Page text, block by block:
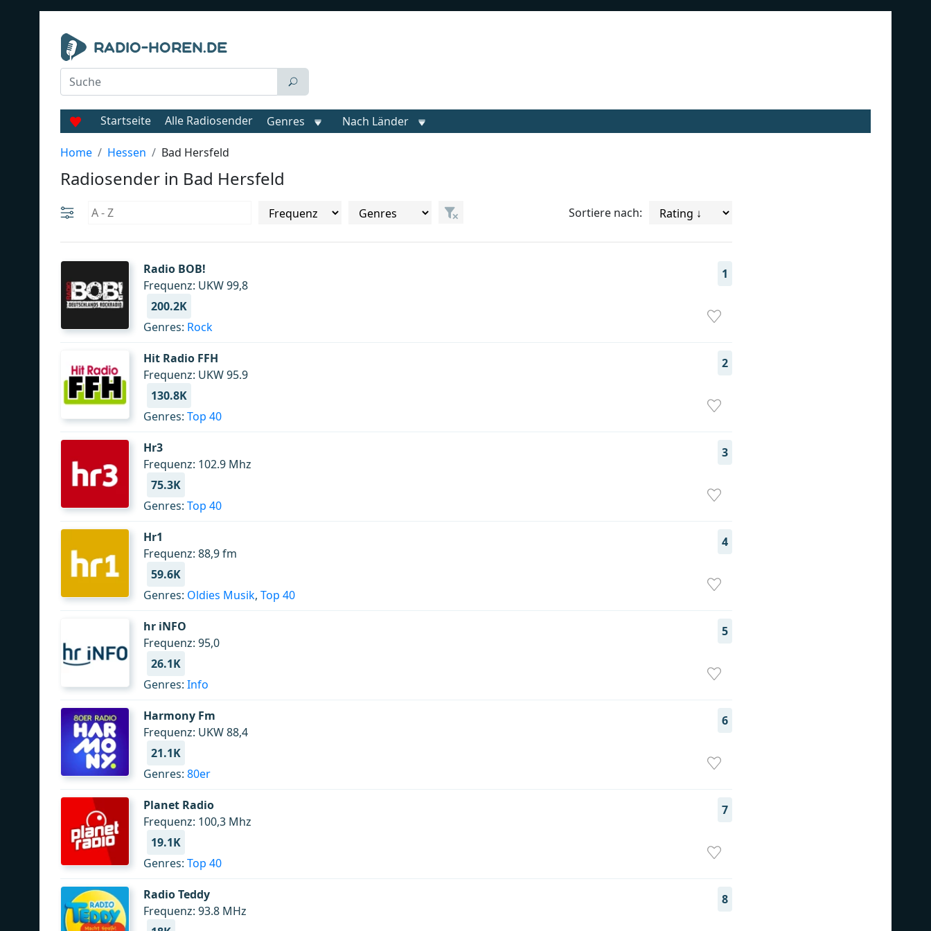
Startseite Alle Radiosender Genres Nach Länder
Home Hessen Bad Hersfeld
Radiosender in Bad Hersfeld
Sortiere nach:
Radio BOB! 1
Frequenz: UKW 99,8
200.2K
Genres: Rock
Hit Radio FFH 2
Frequenz: UKW 95.9
130.8K
Genres: Top 40
Hr3 3
Frequenz: 102.9 Mhz
75.3K
Genres: Top 40
Hr1 4
Frequenz: 88,9 fm
59.6K
Genres: Oldies Musik, Top 40
hr iNFO 5
Frequenz: 95,0
26.1K
Genres: Info
Harmony Fm 6
Frequenz: UKW 88,4
21.1K
Genres: 80er
Planet Radio 7
Frequenz: 100,3 Mhz
19.1K
Genres: Top 40
Radio Teddy 8
Frequenz: 93.8 MHz